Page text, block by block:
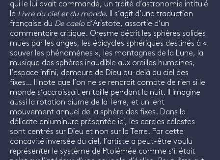
qui le lui avait commandé, un traité d’astronomie intitulé
le Livre du ciel et du monde. Il s’agit d’une traduction
française du De caelod’Aristote, assortie d’un
commentaire critique. Oresme décrit les sphères solides
mues par les anges, les épicycles sphériques destinés à «
sauver les phénomènes », les montagnes de la Lune, la
musique des sphères inaudible aux oreilles humaines,
l’espace infini, demeure de Dieu au-delà du ciel des
fixes… Il note que l’on ne se rendrait compte de rien si le
monde s’accroissait en taille pendant la nuit. Il imagine
aussi la rotation diurne de la Terre, et un lent
mouvement annuel de la sphère des fixes. Dans la
délicate enluminure présentée ici, les cercles célestes
sont centrés sur Dieu et non sur la Terre. Par cette
concavité inversée du ciel, l’artiste a peut-être voulu
représenter le système de Ptolémée comme s’il était